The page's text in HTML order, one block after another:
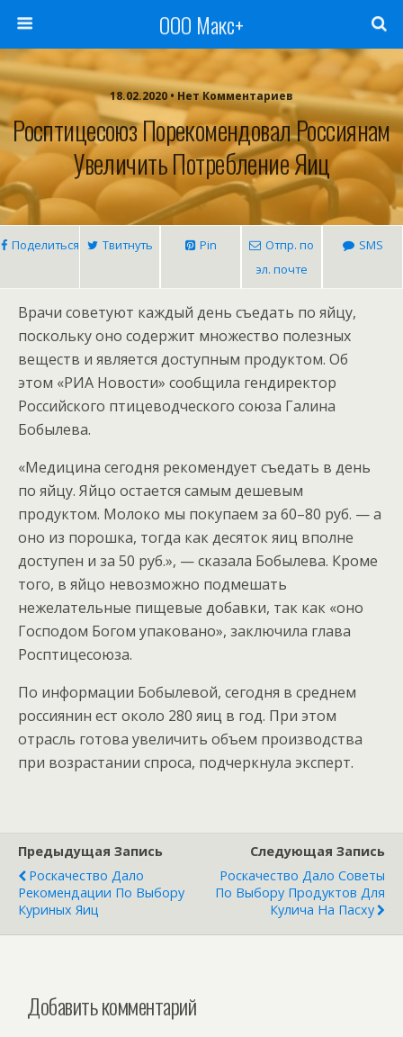
ООО Макс+
18.02.2020 • Нет Комментариев
Росптицесоюз Порекомендовал Россиянам
Увеличить Потребление Яиц
Поделиться Твитнуть Pin
Отпр. по
эл. почте
SMS
Врачи советуют каждый день съедать по яйцу,
поскольку оно содержит множество полезных
веществ и является доступным продуктом. Об
этом «РИА Новости» сообщила гендиректор
Российского птицеводческого союза Галина
Бобылева.
«Медицина сегодня рекомендует съедать в день
по яйцу. Яйцо остается самым дешевым
продуктом. Молоко мы покупаем за 60–80 руб. — а
оно из порошка, тогда как десяток яиц вполне
доступен и за 50 руб.», — сказала Бобылева. Кроме
того, в яйцо невозможно подмешать
нежелательные пищевые добавки, так как «оно
Господом Богом упаковано», заключила глава
Росптицесоюза.
По информации Бобылевой, сегодня в среднем
россиянин ест около 280 яиц в год. При этом
отрасль готова увеличить объем производства
при возрастании спроса, подчеркнула эксперт.
Предыдущая Запись
Роскачество Дало
Рекомендации По Выбору
Куриных Яиц
Следующая Запись
Роскачество Дало Советы
По Выбору Продуктов Для
Кулича На Пасху
Добавить комментарий